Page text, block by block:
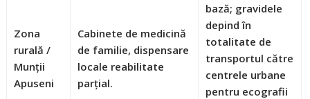
Zona
rurală /
Munții
Apuseni
Cabinete de medicină
de familie, dispensare
locale reabilitate
parțial.
bază; gravidele
depind în
totalitate de
transportul către
centrele urbane
pentru ecografii